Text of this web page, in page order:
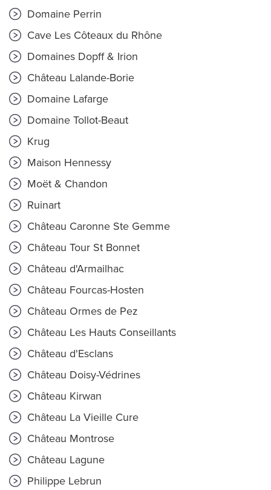
Domaine Perrin
Cave Les Côteaux du Rhône
Domaines Dopff & Irion
Château Lalande-Borie
Domaine Lafarge
Domaine Tollot-Beaut
Krug
Maison Hennessy
Moët & Chandon
Ruinart
Château Caronne Ste Gemme
Château Tour St Bonnet
Château d'Armailhac
Château Fourcas-Hosten
Château Ormes de Pez
Château Les Hauts Conseillants
Château d'Esclans
Château Doisy-Védrines
Château Kirwan
Château La Vieille Cure
Château Montrose
Château Lagune
Philippe Lebrun